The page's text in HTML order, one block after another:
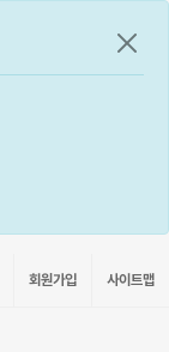
공지
회원가입 사이트맵